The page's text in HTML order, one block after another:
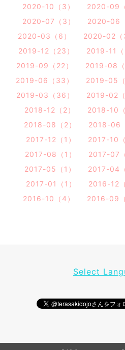
2020-10（3）
2020-09（
2020-07（3）
2020-06
2020-03（6）
2020-02（
2019-12（23）
2019-11（
2019-09（22）
2019-08（
2019-06（33）
2019-05（
2019-03（36）
2019-02（
2018-12（2）
2018-10（
2018-08（2）
2018-06
2017-12（1）
2017-10（
2017-08（1）
2017-07（
2017-05（1）
2017-04
2017-01（1）
2016-12
2016-10（4）
2016-09（
Select